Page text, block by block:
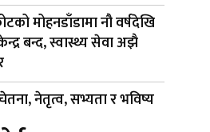
मोहनडाँडामा नौ वर्षदेखि
बन्द, स्वास्थ्य सेवा अझै
चेतना, नेतृत्व, सभ्यता र भविष्य